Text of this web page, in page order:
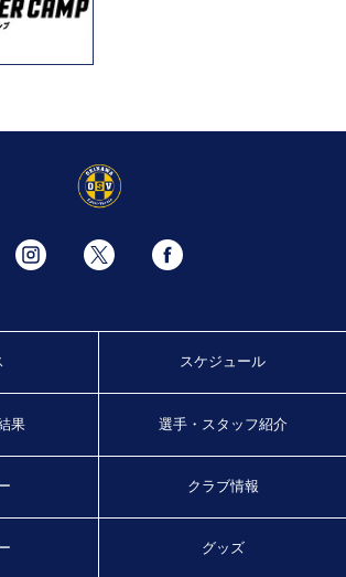
スケジュール
果 選手・スタッフ紹介
クラブ情報
グッズ